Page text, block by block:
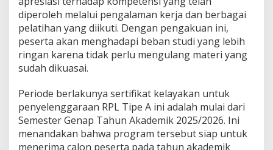
diperoleh melalui pengalaman kerja dan berbagai
pelatihan yang diikuti. Dengan pengakuan ini,
peserta akan menghadapi beban studi yang lebih
ringan karena tidak perlu mengulang materi yang
sudah dikuasai.
Periode berlakunya sertifikat kelayakan untuk
penyelenggaraan RPL Tipe A ini adalah mulai dari
Semester Genap Tahun Akademik 2025/2026. Ini
menandakan bahwa program tersebut siap untuk
menerima calon peserta pada tahun akademik